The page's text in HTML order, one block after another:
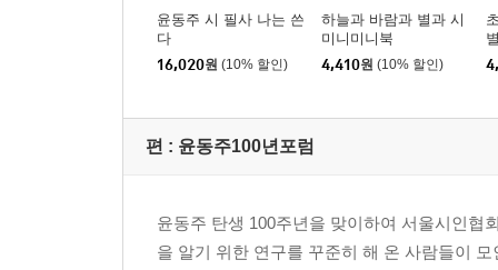
윤동주 시 필사 나는 쓴
다
16,020원 (10% 할인)
하늘과 바람과 별과 시
미니미니북
4,410원 (10% 할인)
편 : 윤동주100년포럼
윤동주 탄생 100주년을 맞이하여 서울시인협
을 알기 위한 연구를 꾸준히 해 온 사람들이